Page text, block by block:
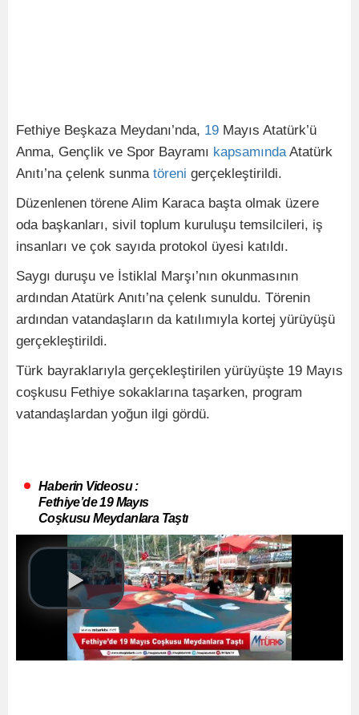
Fethiye Beşkaza Meydanı’nda, 19 Mayıs Atatürk’ü
Anma, Gençlik ve Spor Bayramı kapsamındaAtatürk
Anıtı’na çelenk sunma töreni gerçekleştirildi.
Düzenlenen törene Alim Karaca başta olmak üzere
oda başkanları, sivil toplum kuruluşu temsilcileri, iş
insanları ve çok sayıda protokol üyesi katıldı.
Saygı duruşu ve İstiklal Marşı’nın okunmasının
ardından Atatürk Anıtı’na çelenk sunuldu. Törenin
ardından vatandaşların da katılımıyla kortej yürüyüşü
gerçekleştirildi.
Türk bayraklarıyla gerçekleştirilen yürüyüşte 19 Mayıs
coşkusu Fethiye sokaklarına taşarken, program
vatandaşlardan yoğun ilgi gördü.
Haberin Videosu :
Fethiye’de 19 Mayıs
Coşkusu Meydanlara Taştı